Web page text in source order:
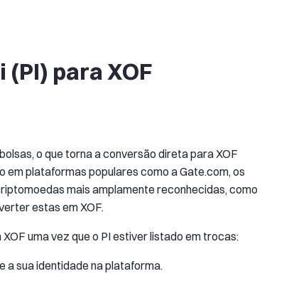
(PI) para XOF
o que torna a conversão direta para XOF
em plataformas populares como a Gate.com, os
mais amplamente reconhecidas, como
estas em XOF.
uma vez que o PI estiver listado em trocas:
a sua identidade na plataforma.